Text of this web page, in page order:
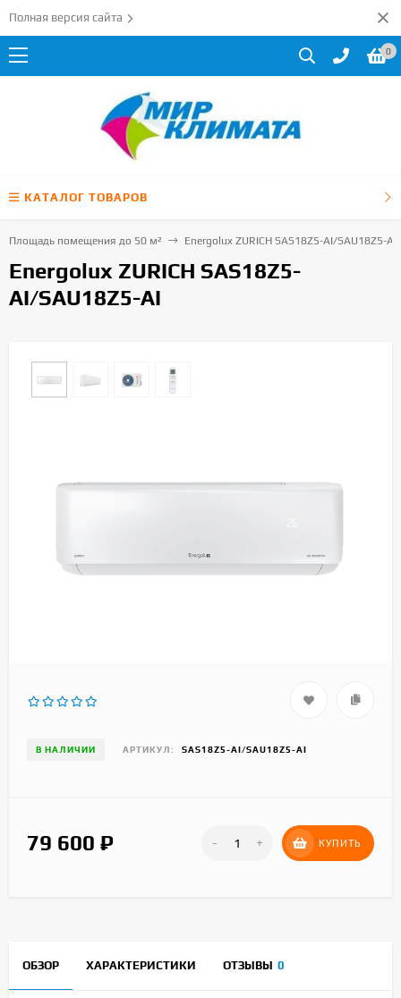
Полная версия сайта
0
КАТАЛОГ ТОВАРОВ
Площадь помещения до 50 м² Energolux ZURICH SAS18Z5-AI/SAU18Z5-AI
Energolux ZURICH SAS18Z5-
AI/SAU18Z5-AI
В НАЛИЧИИ АРТИКУЛ: SAS18Z5-AI/SAU18Z5-AI
79 600 ₽ - + КУПИТЬ
ОБЗОР ХАРАКТЕРИСТИКИ ОТЗЫВЫ 0